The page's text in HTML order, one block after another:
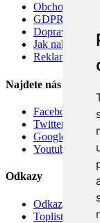
Obchodní
GDPR
Doprava
Jak nakupovat
Reklamace
Najdete nás
Facebook
Twitter
Google
Youtube
Odkazy
Odkazy
Toplist